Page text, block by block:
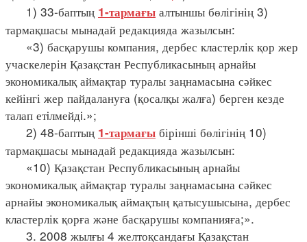
1) 33-баптың 1-тармағы алтыншы бөлігінің 3)
тармақшасы мынадай редакцияда жазылсын:
«3) басқарушы компания, дербес кластерлік қор жер
учаскелерін Қазақстан Республикасының арнайы
экономикалық аймақтар туралы заңнамасына сәйкес
кейінгі жер пайдалануға (қосалқы жалға) берген кезде
талап етiлмейдi.»;
2) 48-баптың 1-тармағы бірінші бөлігінің 10)
тармақшасы мынадай редакцияда жазылсын:
«10) Қазақстан Республикасының арнайы
экономикалық аймақтар туралы заңнамасына сәйкес
арнайы экономикалық аймақтың қатысушысына, дербес
кластерлік қорға және басқарушы компанияға;».
3. 2008 жылғы 4 желтоқсандағы Қазақстан